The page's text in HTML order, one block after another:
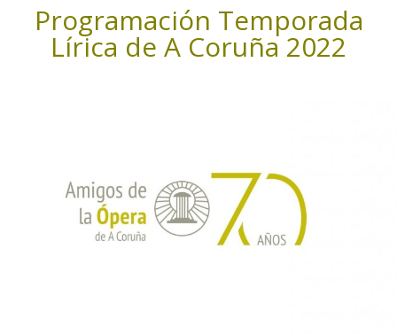
Programación Temporada
Lírica de A Coruña 2022